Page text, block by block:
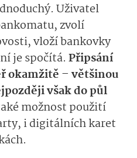
Uživatel
zvolí
vloží bankovky
je spočítá. Připsání
okamžitě – většinou
však do půl
možnost použití
i digitálních karet